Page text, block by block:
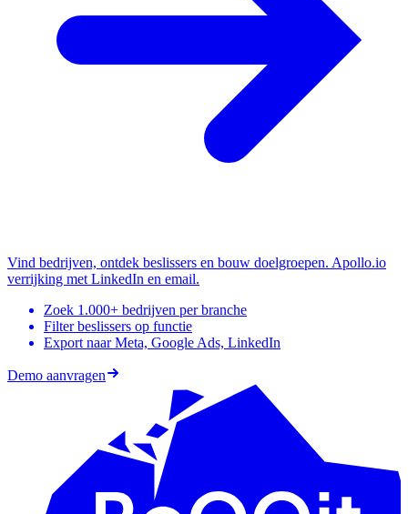
Vind bedrijven, ontdek beslissers en bouw doelgroepen. Apollo.io
verrijking met LinkedIn en email.
Zoek 1.000+ bedrijven per branche
Filter beslissers op functie
Export naar Meta, Google Ads, LinkedIn
Demo aanvragen